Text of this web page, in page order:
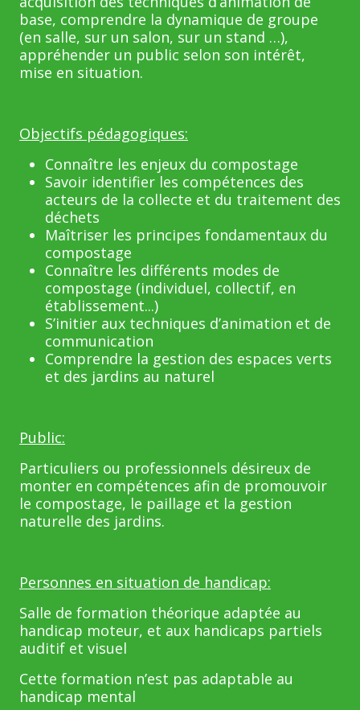
base, comprendre la dynamique de groupe
(en salle, sur un salon, sur un stand …),
appréhender un public selon son intérêt,
mise en situation.
Objectifs pédagogiques:
Connaître les enjeux du compostage
Savoir identifier les compétences des
acteurs de la collecte et du traitement des
déchets
Maîtriser les principes fondamentaux du
compostage
Connaître les différents modes de
compostage (individuel, collectif, en
établissement...)
S’initier aux techniques d’animation et de
communication
Comprendre la gestion des espaces verts
et des jardins au naturel
Public:
Particuliers ou professionnels désireux de
monter en compétences afin de promouvoir
le compostage, le paillage et la gestion
naturelle des jardins.
Personnes en situation de handicap:
Salle de formation théorique adaptée au
handicap moteur, et aux handicaps partiels
auditif et visuel
Cette formation n’est pas adaptable au
handicap mental